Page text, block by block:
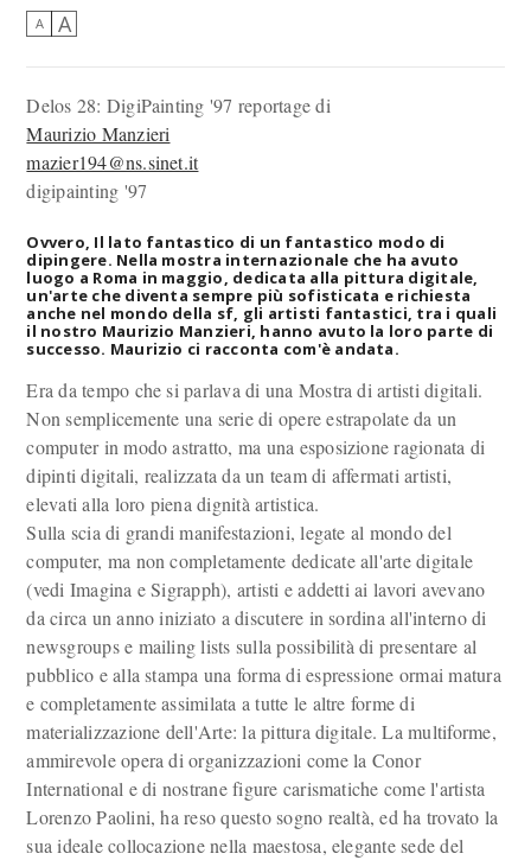
A A
Delos 28: DigiPainting '97 reportage di
Maurizio Manzieri
mazier194@ns.sinet.it
digipainting '97
Ovvero, Il lato fantastico di un fantastico modo di
dipingere. Nella mostra internazionale che ha avuto
luogo a Roma in maggio, dedicata alla pittura digitale,
un'arte che diventa sempre più sofisticata e richiesta
anche nel mondo della sf, gli artisti fantastici, tra i quali
il nostro Maurizio Manzieri, hanno avuto la loro parte di
successo. Maurizio ci racconta com'è andata.
Era da tempo che si parlava di una Mostra di artisti digitali.
Non semplicemente una serie di opere estrapolate da un
computer in modo astratto, ma una esposizione ragionata di
dipinti digitali, realizzata da un team di affermati artisti,
elevati alla loro piena dignità artistica.
Sulla scia di grandi manifestazioni, legate al mondo del
computer, ma non completamente dedicate all'arte digitale
(vedi Imagina e Sigrapph), artisti e addetti ai lavori avevano
da circa un anno iniziato a discutere in sordina all'interno di
newsgroups e mailing lists sulla possibilità di presentare al
pubblico e alla stampa una forma di espressione ormai matura
e completamente assimilata a tutte le altre forme di
materializzazione dell'Arte: la pittura digitale. La multiforme,
ammirevole opera di organizzazioni come la Conor
International e di nostrane figure carismatiche come l'artista
Lorenzo Paolini, ha reso questo sogno realtà, ed ha trovato la
sua ideale collocazione nella maestosa, elegante sede del